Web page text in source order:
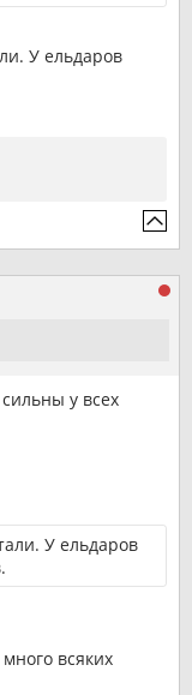
У ельдаров
у всех
У ельдаров
всяких